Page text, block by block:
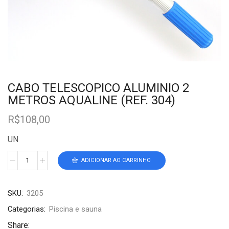
CABO TELESCOPICO ALUMINIO 2
METROS AQUALINE (REF. 304)
R$108,00
UN
ADICIONAR AO CARRINHO
SKU: 3205
Categorias: Piscina e sauna
Share: